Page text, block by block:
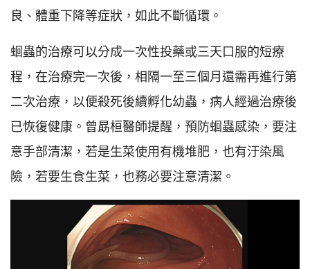
良、體重下降等症狀，如此不斷循環。
蛔蟲的治療可以分成一次性投藥或三天口服的短療
程，在治療完一次後，相隔一至三個月還需再進行第
二次治療，以便殺死後續孵化幼蟲，病人經過治療後
已恢復健康。曾勗桓醫師提醒，預防蛔蟲感染，要注
意手部清潔，若是生菜使用有機堆肥，也有汙染風
險，若要生食生菜，也務必要注意清潔。